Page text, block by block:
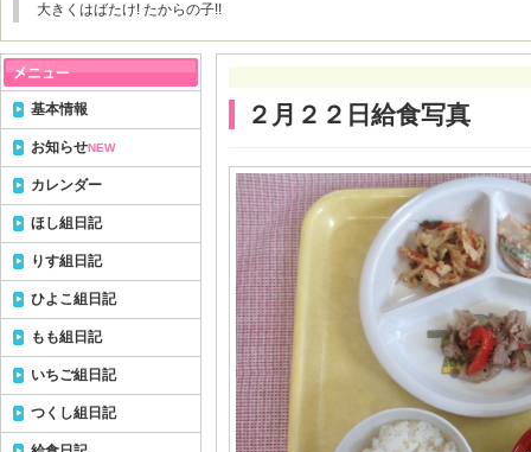
大きくはばたけ! たからの子!!
２月２２日給食写真
基本情報
お知らせNEW
カレンダー
ほし組日記
りす組日記
ひよこ組日記
もも組日記
いちご組日記
つくし組日記